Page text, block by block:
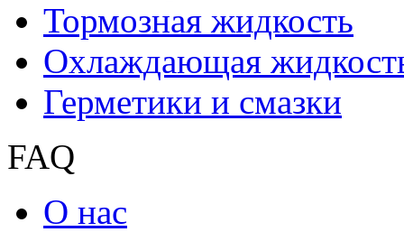
Тормозная жидкость
Охлаждающая
Герметики и смазки
FAQ
О нас